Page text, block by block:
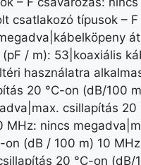
csatlakozó típusok – F
/ m): 53|koaxiális
használatra
20 °C-on (dB/100
csillapítás 20
MHz: nincs
on (dB / 100 m) 10
20 °C-on (dB/